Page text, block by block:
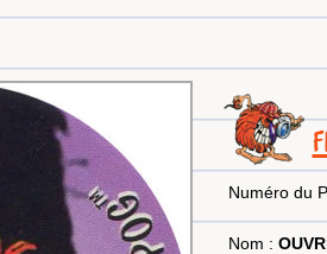
Numéro du
Nom :